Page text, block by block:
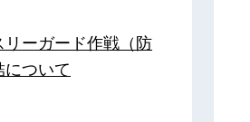
ーガード作戦（防
ついて